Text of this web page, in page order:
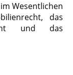
Wesentlichen
das
und das